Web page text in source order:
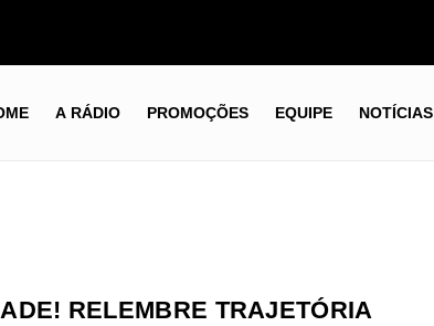
A RÁDIO PROMOÇÕES EQUIPE NOTÍCIAS
RELEMBRE TRAJETÓRIA